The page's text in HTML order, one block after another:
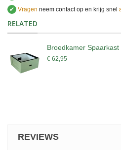
✔ Vragen neem contact op en krijg snel
RELATED
Broedkamer Spaarkast
€ 62,95
REVIEWS